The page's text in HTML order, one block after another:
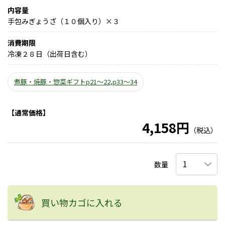
内容量
手包みぎょうざ（１０個入り）×３
消費期限
冷凍２８日（出荷日含む）
煮豚・焼豚・惣菜ギフトp21～22,p33～34
【通常価格】
4,158円 （税込）
数量
買い物カゴに入れる